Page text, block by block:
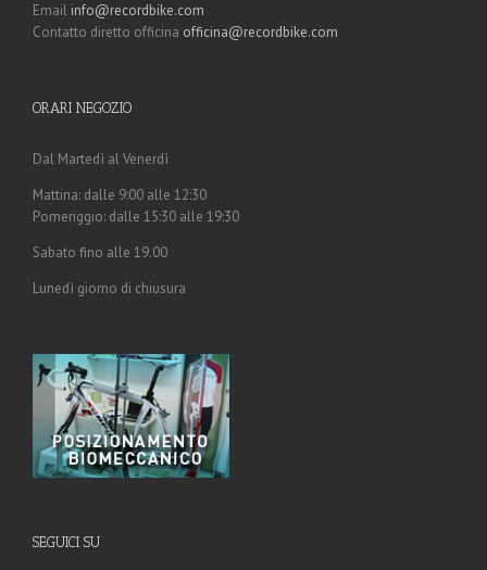
Email info@recordbike.com
Contatto diretto officina officina@recordbike.com
ORARI NEGOZIO
Dal Martedì al Venerdì
Mattina: dalle 9:00 alle 12:30
Pomeriggio: dalle 15:30 alle 19:30
Sabato fino alle 19.00
Lunedì giorno di chiusura
SEGUICI SU